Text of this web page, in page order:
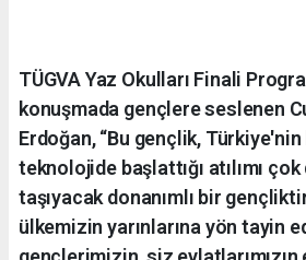
TÜGVA Yaz Okulları Finali
konuşmada gençlere seslenen
Erdoğan, “Bu gençlik,
teknolojide başlattığı atılımı
taşıyacak donanımlı bir
ülkemizin yarınlarına yön tayin